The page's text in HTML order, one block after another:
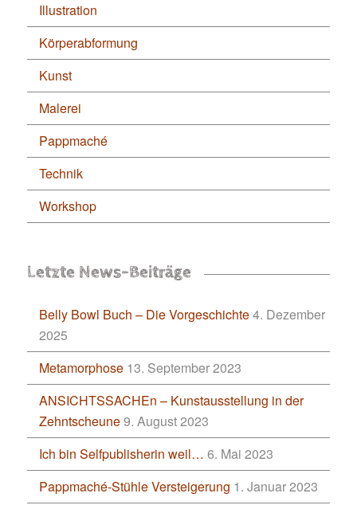
Illustration
Körperabformung
Kunst
Malerei
Pappmaché
Technik
Workshop
Letzte News-Beiträge
Belly Bowl Buch – Die Vorgeschichte4. Dezember
2025
Metamorphose 13. September 2023
ANSICHTSSACHEn – Kunstausstellung in der
Zehntscheune9. August 2023
Ich bin Selfpublisherin weil… 6. Mai 2023
Pappmaché-Stühle Versteigerung 1. Januar 2023